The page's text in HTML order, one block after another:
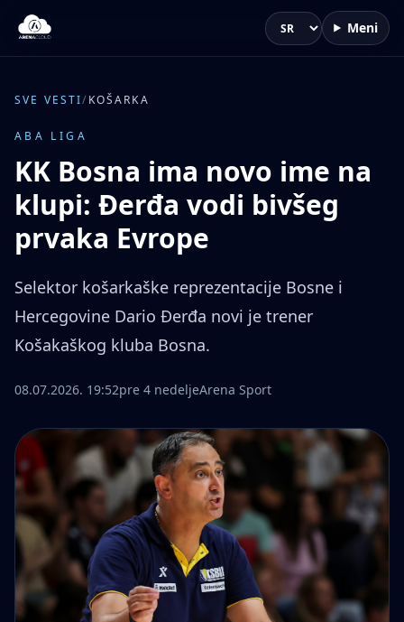
Jezik Meni
SVE VESTI/ KOŠARKA
ABA LIGA
KK Bosna ima novo ime na
klupi: Đerđa vodi bivšeg
prvaka Evrope
Selektor košarkaške reprezentacije Bosne i
Hercegovine Dario Đerđa novi je trener
Košakaškog kluba Bosna.
08.07.2026. 19:52pre 4 nedeljeArena Sport